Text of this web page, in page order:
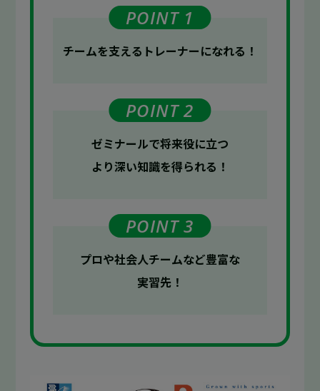
POINT 1
チームを支える トレーナーになれる！
POINT 2
ゼミナールで将来役に立つ
より深い知識を得られる！
POINT 3
プロや社会人チームなど豊富な
実習先！